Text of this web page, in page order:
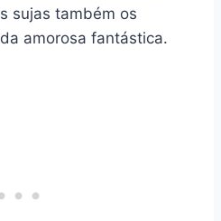
sujas também os
amorosa fantástica.